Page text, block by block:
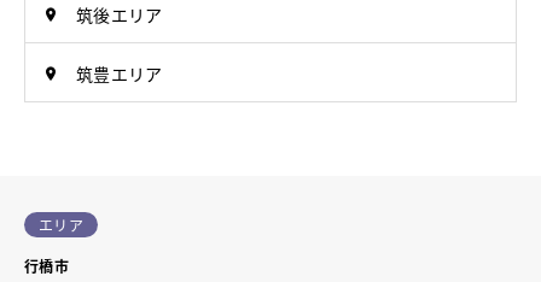
筑後エリア
筑豊エリア
エリア
行橋市